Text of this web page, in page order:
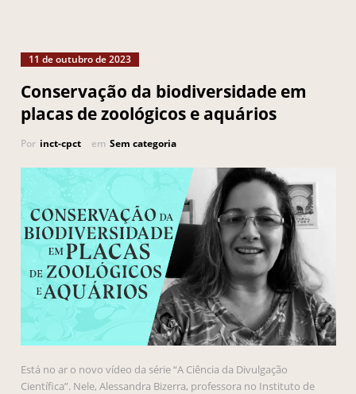
11 de outubro de 2023
Conservação da biodiversidade em
placas de zoológicos e aquários
Por inct-cpct em Sem categoria
Está no ar o novo vídeo da série “A Ciência da Divulgação
Científica”. Nele, Alessandra Bizerra, professora no Instituto de